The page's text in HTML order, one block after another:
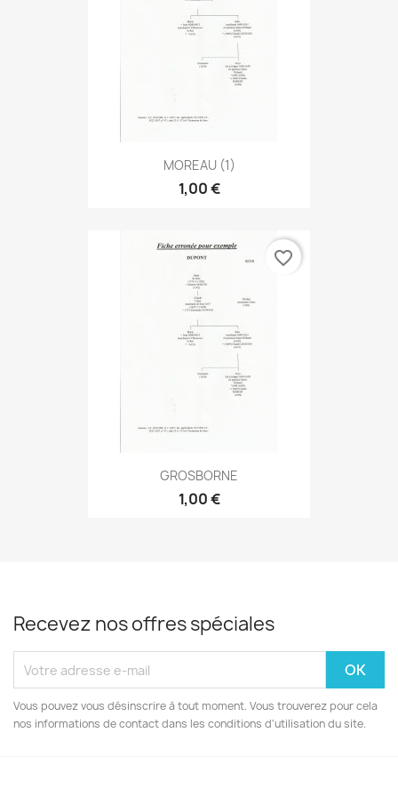
MOREAU (1)
1,00 €
GROSBORNE
1,00 €
favorite_border
Recevez nos offres spéciales
Vous pouvez vous désinscrire à tout moment. Vous trouverez pour cela
nos informations de contact dans les conditions d'utilisation du site.